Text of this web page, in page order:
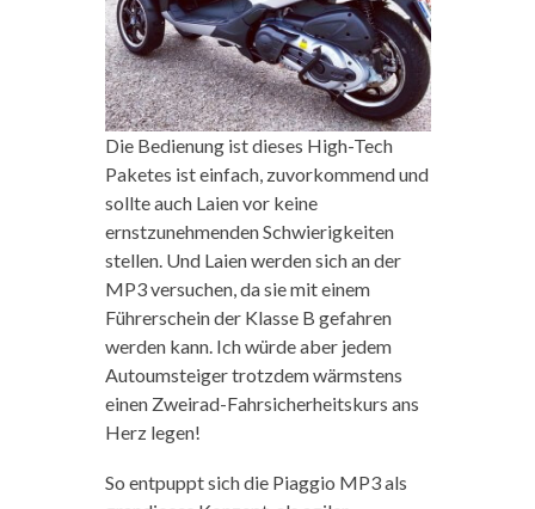
Die Bedienung ist dieses High-Tech
Paketes ist einfach, zuvorkommend und
sollte auch Laien vor keine
ernstzunehmenden Schwierigkeiten
stellen. Und Laien werden sich an der
MP3 versuchen, da sie mit einem
Führerschein der Klasse B gefahren
werden kann. Ich würde aber jedem
Autoumsteiger trotzdem wärmstens
einen Zweirad-Fahrsicherheitskurs ans
Herz legen!
So entpuppt sich die Piaggio MP3 als